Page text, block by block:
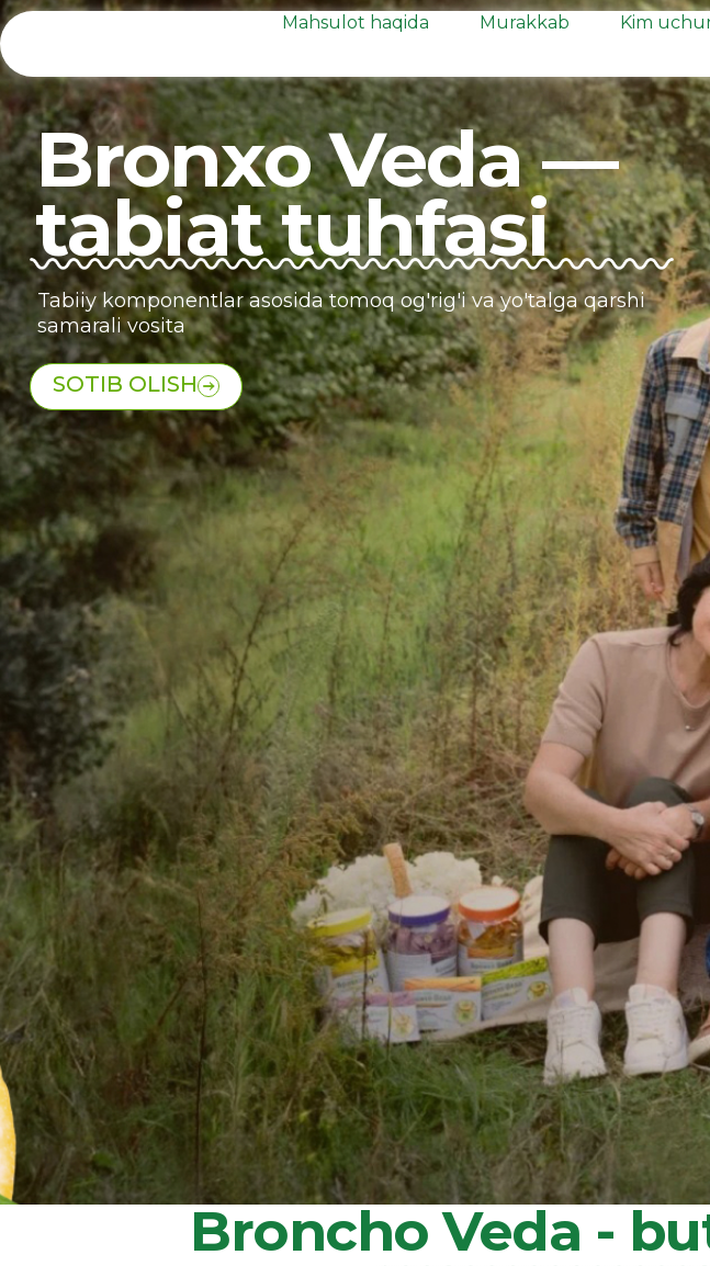
Mahsulot haqida Murakkab Kim
Bronxo Veda —
tabiat tuhfasi
SOTIB OLISH
Tabiiy komponentlar asosida tomoq og'rig'i va yo'talga qarshi
samarali vosita
Broncho Veda -